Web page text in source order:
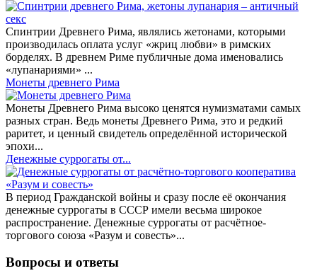
Спинтрии Древнего Рима, являлись жетонами, которыми
производилась оплата услуг «жриц любви» в римских
борделях. В древнем Риме публичные дома именовались
«лупанариями» ...
Монеты древнего Рима
Монеты Древнего Рима высоко ценятся нумизматами самых
разных стран. Ведь монеты Древнего Рима, это и редкий
раритет, и ценный свидетель определённой исторической
эпохи...
Денежные суррогаты от...
В период Гражданской войны и сразу после её окончания
денежные суррогаты в СССР имели весьма широкое
распространение. Денежные суррогаты от расчётное-
торгового союза «Разум и совесть»...
Вопросы и ответы